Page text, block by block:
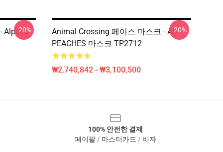
Alpaca
-20%
Animal Crossing 페이스 마스크 - AC
PEACHES 마스크 TP2712
₩2,740,842 - ₩3,100,500
-20%
100% 안전한 결제
페이팔 / 마스터카드 / 비자